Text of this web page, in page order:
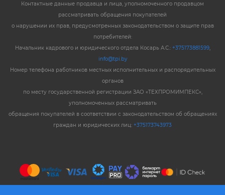
Контактные данные продавца и лица, уполномоченного продавцом
рассматривать обращения покупателей
о нарушении их прав, предусмотренных законодательством о защите прав
потребителей:
Начальник кадрового и юридического отдела Косарь А.С.: +375173881599,
info@tpi.by
Номер телефона работников местных исполнительных и распорядительных
органов
по месту государственной регистрации ЗАО «ТЕХПРОМИМПЕКС»,
уполномоченных рассматривать
обращения покупателей в соответствии с законодательством об обращениях
граждан и юридических лиц: +375173743973